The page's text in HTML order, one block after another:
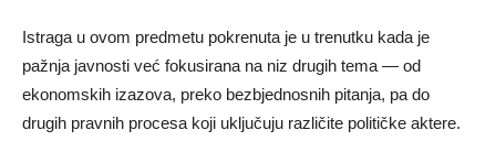
Istraga u ovom predmetu pokrenuta je u trenutku kada je
pažnja javnosti već fokusirana na niz drugih tema — od
ekonomskih izazova, preko bezbjednosnih pitanja, pa do
drugih pravnih procesa koji uključuju različite političke aktere.